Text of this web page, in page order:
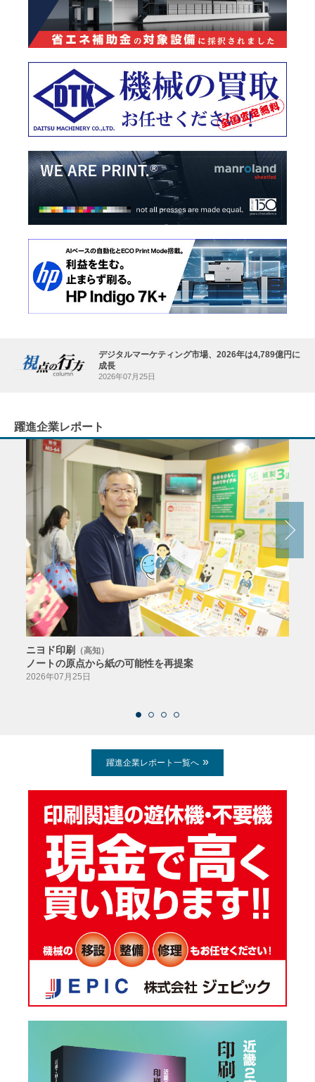
デジタルマーケティング市場、2026年は4,789億円に
成長
2026年07月25日
躍進企業レポート
ニヨド印刷 （高知）
ノートの原点から紙の可能性を再提案
2026年07月25日
躍進企業レポート一覧へ